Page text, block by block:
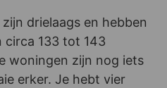
drielaags en hebben
133 tot 143
woningen zijn nog iets
erker. Je hebt vier